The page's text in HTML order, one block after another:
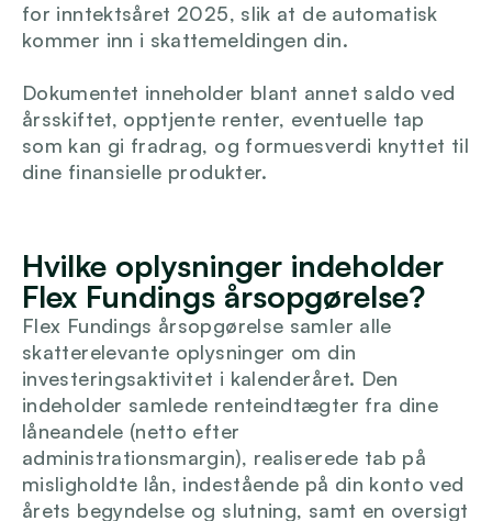
Viden
Blive investor
for inntektsåret 2025, slik at de automatisk
kommer inn i skattemeldingen din.
Dokumentet inneholder blant annet saldo ved
årsskiftet, opptjente renter, eventuelle tap
som kan gi fradrag, og formuesverdi knyttet til
dine finansielle produkter.
Hvilke oplysninger indeholder
Flex Fundings årsopgørelse?
Flex Fundings årsopgørelse samler alle
skatterelevante oplysninger om din
investeringsaktivitet i kalenderåret. Den
indeholder samlede renteindtægter fra dine
låneandele (netto efter
administrationsmargin), realiserede tab på
misligholdte lån, indestående på din konto ved
årets begyndelse og slutning, samt en oversigt